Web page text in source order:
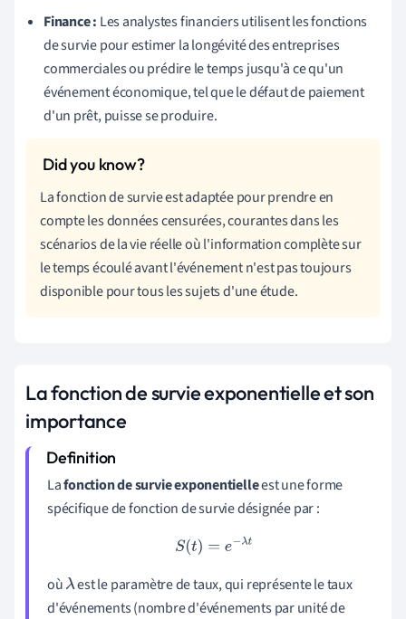
Finance : Les analystes financiers utilisent les fonctions
de survie pour estimer la longévité des entreprises
commerciales ou prédire le temps jusqu'à ce qu'un
événement économique, tel que le défaut de paiement
d'un prêt, puisse se produire.
La fonction de survie est adaptée pour prendre en
compte les données censurées, courantes dans les
scénarios de la vie réelle où l'information complète sur
le temps écoulé avant l'événement n'est pas toujours
disponible pour tous les sujets d'une étude.
La fonction de survie exponentielle et son
importance
Lafonction de survie exponentielleest une forme
spécifique de fonction de survie désignée par :
S(t =e −λt
oùλest le paramètre de taux, qui représente le taux
d'événements (nombre d'événements par unité de